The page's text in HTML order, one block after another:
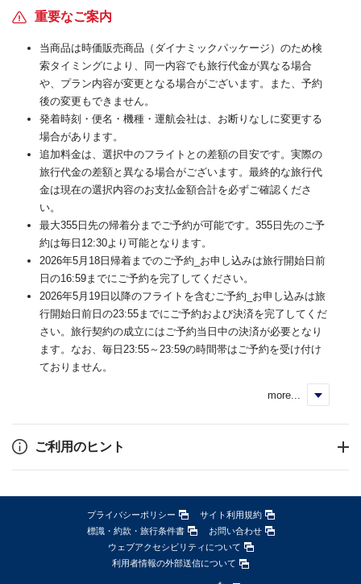
重要なご案内
当商品は時価販売商品（ダイナミックパッケージ）のため検
索タイミングにより、同一内容でも旅行代金が異なる場合
や、プラン内容が変更となる場合がございます。また、予約
後の変更もできません。
発着時刻・便名・機種・運航会社は、お断りなしに変更する
場合があります。
追加料金は、選択中のフライトとの差額の目安です。実際の
旅行代金の差額と異なる場合がございます。最終的な旅行代
金は現在の選択内容のお支払金額合計を必ずご確認くださ
い。
最大355日先の帰着分までご予約が可能です。355日先のご予
約は毎日12:30より可能となります。
2026年5月18日帰着までのご予約_お申し込みは旅行開始日前
日の16:59までにご予約を完了してください。
2026年5月19日以降のフライトを含むご予約_お申し込みは旅
行開始日前日の23:55までにご予約および決済を完了してくだ
さい。旅行契約の成立にはご予約当日中の決済が必要となり
ます。なお、毎日23:55～23:59の時間帯はご予約を受け付け
ておりません。
more...
ご利用のヒント
プライバシーポリシー
サイト利用規約
標識・約款・旅行条件書
お問い合わせ
ウェブアクセシビリティについて
利用者情報の外部送信について